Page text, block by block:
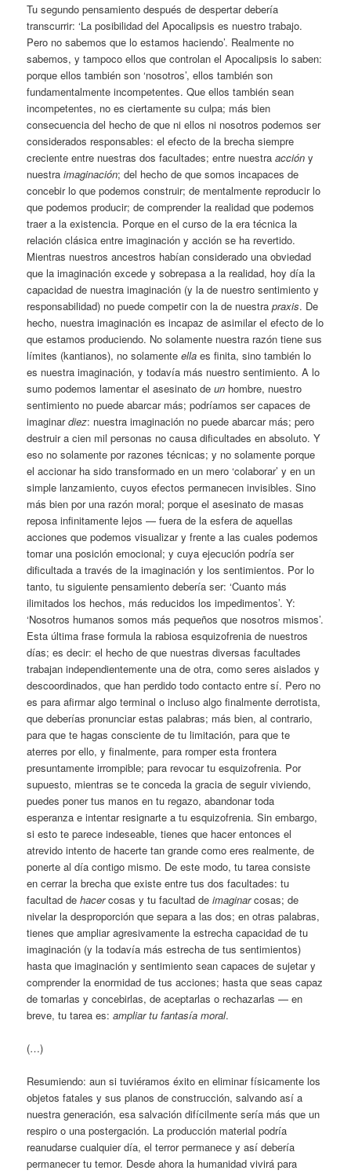
Tu segundo pensamiento después de despertar debería
transcurrir: ‘La posibilidad del Apocalipsis es nuestro trabajo.
Pero no sabemos que lo estamos haciendo’. Realmente no
sabemos, y tampoco ellos que controlan el Apocalipsis lo saben:
porque ellos también son ‘nosotros’, ellos también son
fundamentalmente incompetentes. Que ellos también sean
incompetentes, no es ciertamente su culpa; más bien
consecuencia del hecho de que ni ellos ni nosotros podemos ser
considerados responsables: el efecto de la brecha siempre
creciente entre nuestras dos facultades; entre nuestraacción y
nuestraimaginación; del hecho de que somos incapaces de
concebir lo que podemos construir; de mentalmente reproducir lo
que podemos producir; de comprender la realidad que podemos
traer a la existencia. Porque en el curso de la era técnica la
relación clásica entre imaginación y acción se ha revertido.
Mientras nuestros ancestros habían considerado una obviedad
que la imaginación excede y sobrepasa a la realidad, hoy día la
capacidad de nuestra imaginación (y la de nuestro sentimiento y
responsabilidad) no puede competir con la de nuestrapraxis. De
hecho, nuestra imaginación es incapaz de asimilar el efecto de lo
que estamos produciendo. No solamente nuestra razón tiene sus
límites (kantianos), no solamenteella es finita, sino también lo
es nuestra imaginación, y todavía más nuestro sentimiento. A lo
sumo podemos lamentar el asesinato deun hombre, nuestro
sentimiento no puede abarcar más; podríamos ser capaces de
imaginardiez: nuestra imaginación no puede abarcar más; pero
destruir a cien mil personas no causa dificultades en absoluto. Y
eso no solamente por razones técnicas; y no solamente porque
el accionar ha sido transformado en un mero ‘colaborar’ y en un
simple lanzamiento, cuyos efectos permanecen invisibles. Sino
más bien por una razón moral; porque el asesinato de masas
reposa infinitamente lejos — fuera de la esfera de aquellas
acciones que podemos visualizar y frente a las cuales podemos
tomar una posición emocional; y cuya ejecución podría ser
dificultada a través de la imaginación y los sentimientos. Por lo
tanto, tu siguiente pensamiento debería ser: ‘Cuanto más
ilimitados los hechos, más reducidos los impedimentos’. Y:
‘Nosotros humanos somos más pequeños que nosotros mismos’.
Esta última frase formula la rabiosa esquizofrenia de nuestros
días; es decir: el hecho de que nuestras diversas facultades
trabajan independientemente una de otra, como seres aislados y
descoordinados, que han perdido todo contacto entre sí. Pero no
es para afirmar algo terminal o incluso algo finalmente derrotista,
que deberías pronunciar estas palabras; más bien, al contrario,
para que te hagas consciente de tu limitación, para que te
aterres por ello, y finalmente, para romper esta frontera
presuntamente irrompible; para revocar tu esquizofrenia. Por
supuesto, mientras se te conceda la gracia de seguir viviendo,
puedes poner tus manos en tu regazo, abandonar toda
esperanza e intentar resignarte a tu esquizofrenia. Sin embargo,
si esto te parece indeseable, tienes que hacer entonces el
atrevido intento de hacerte tan grande como eres realmente, de
ponerte al día contigo mismo. De este modo, tu tarea consiste
en cerrar la brecha que existe entre tus dos facultades: tu
facultad dehacercosas y tu facultad deimaginarcosas; de
nivelar la desproporción que separa a las dos; en otras palabras,
tienes que ampliar agresivamente la estrecha capacidad de tu
imaginación (y la todavía más estrecha de tus sentimientos)
hasta que imaginación y sentimiento sean capaces de sujetar y
comprender la enormidad de tus acciones; hasta que seas capaz
de tomarlas y concebirlas, de aceptarlas o rechazarlas — en
breve, tu tarea es:ampliar tu fantasía moral.
(…)
Resumiendo: aun si tuviéramos éxito en eliminar físicamente los
objetos fatales y sus planos de construcción, salvando así a
nuestra generación, esa salvación difícilmente sería más que un
respiro o una postergación. La producción material podría
reanudarse cualquier día, el terror permanece y así debería
permanecer tu temor. Desde ahora la humanidad vivirá para